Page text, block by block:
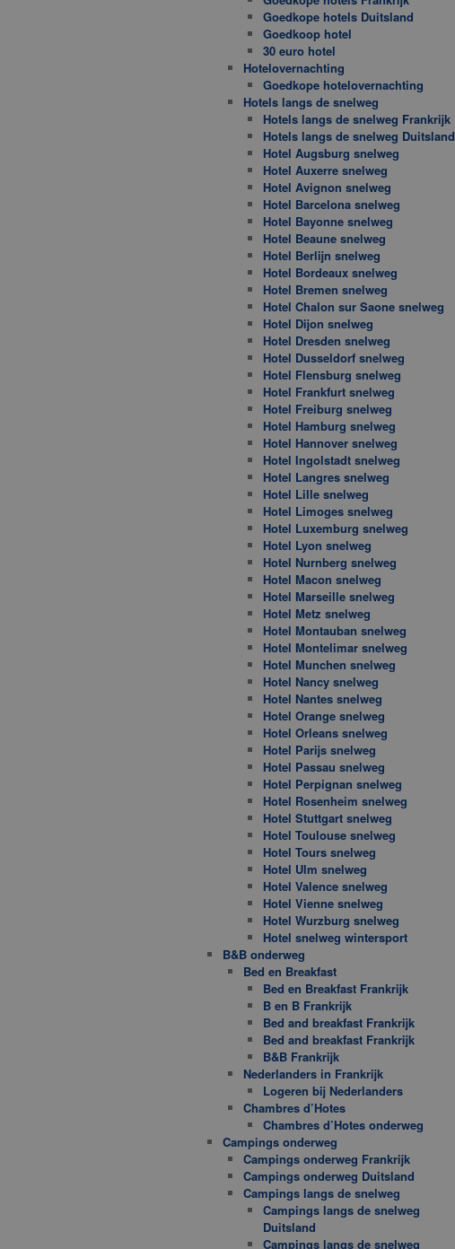
Goedkope hotels Duitsland
Goedkoop hotel
30 euro hotel
Hotelovernachting
Goedkope hotelovernachting
Hotels langs de snelweg
Hotels langs de snelweg Frankrijk
Hotels langs de snelweg Duitsland
Hotel Augsburg snelweg
Hotel Auxerre snelweg
Hotel Avignon snelweg
Hotel Barcelona snelweg
Hotel Bayonne snelweg
Hotel Beaune snelweg
Hotel Berlijn snelweg
Hotel Bordeaux snelweg
Hotel Bremen snelweg
Hotel Chalon sur Saone snelweg
Hotel Dijon snelweg
Hotel Dresden snelweg
Hotel Dusseldorf snelweg
Hotel Flensburg snelweg
Hotel Frankfurt snelweg
Hotel Freiburg snelweg
Hotel Hamburg snelweg
Hotel Hannover snelweg
Hotel Ingolstadt snelweg
Hotel Langres snelweg
Hotel Lille snelweg
Hotel Limoges snelweg
Hotel Luxemburg snelweg
Hotel Lyon snelweg
Hotel Nurnberg snelweg
Hotel Macon snelweg
Hotel Marseille snelweg
Hotel Metz snelweg
Hotel Montauban snelweg
Hotel Montelimar snelweg
Hotel Munchen snelweg
Hotel Nancy snelweg
Hotel Nantes snelweg
Hotel Orange snelweg
Hotel Orleans snelweg
Hotel Parijs snelweg
Hotel Passau snelweg
Hotel Perpignan snelweg
Hotel Rosenheim snelweg
Hotel Stuttgart snelweg
Hotel Toulouse snelweg
Hotel Tours snelweg
Hotel Ulm snelweg
Hotel Valence snelweg
Hotel Vienne snelweg
Hotel Wurzburg snelweg
Hotel snelweg wintersport
B&B onderweg
Bed en Breakfast
Bed en Breakfast Frankrijk
B en B Frankrijk
Bed and breakfast Frankrijk
Bed and breakfast Frankrijk
B&B Frankrijk
Nederlanders in Frankrijk
Logeren bij Nederlanders
Chambres d’Hotes
Chambres d’Hotes onderweg
Campings onderweg
Campings onderweg Frankrijk
Campings onderweg Duitsland
Campings langs de snelweg
Campings langs de snelweg
Duitsland
Campings langs de snelweg